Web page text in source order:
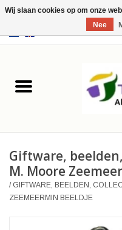
USD
Leer
Merchandise
Retro Vintage
Giftware,
M. Moore
/ GIFTWARE, BEELDEN,
ZEEMEERMIN BEELDJE
Wij slaan cookies op om onze
Nee